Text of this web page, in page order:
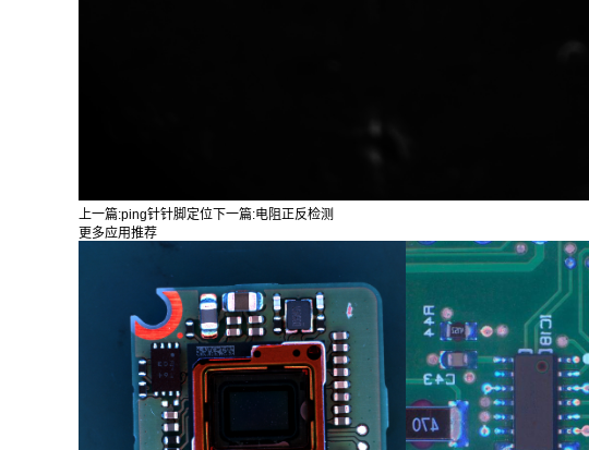
上一篇:ping针针脚定位下一篇:电阻正反检测
更多应用推荐